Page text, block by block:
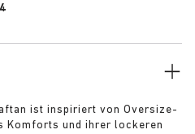
ist inspiriert von Oversize-
Komforts und ihrer lockeren